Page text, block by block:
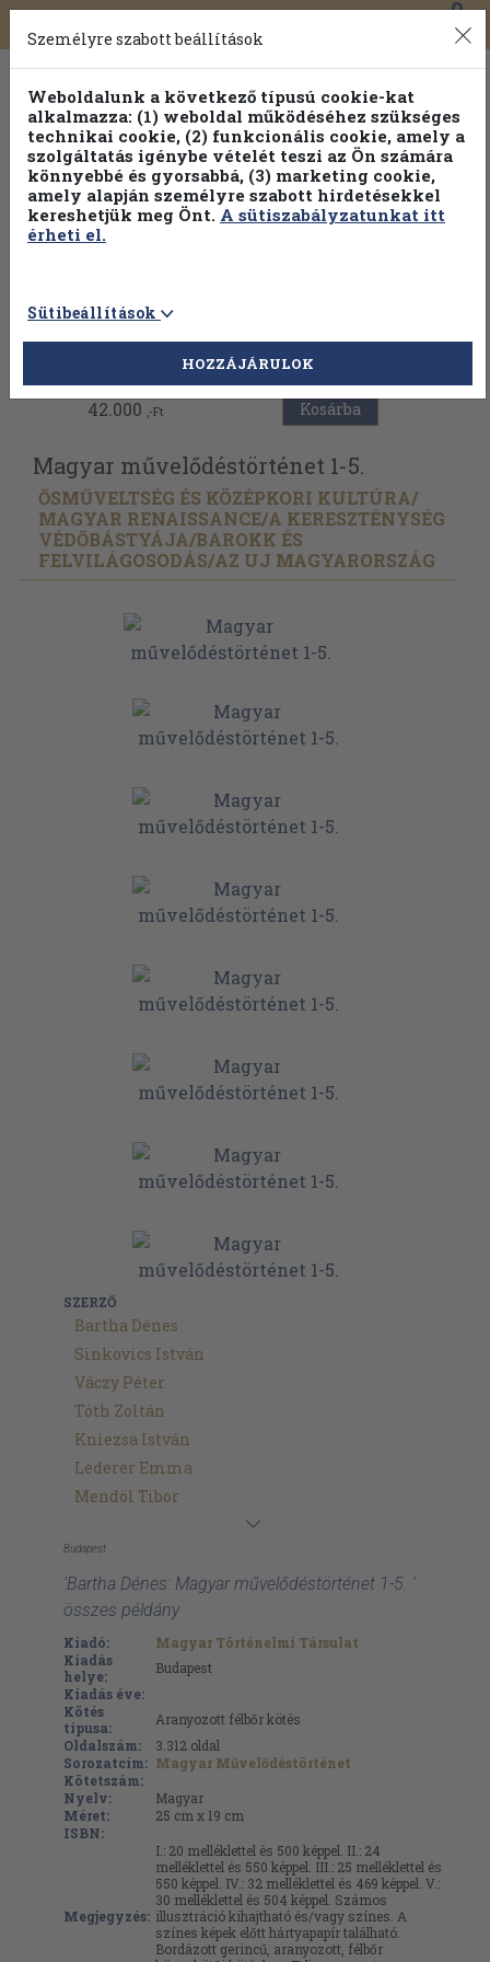
Toggle
navigation
0
Vissza az előző oldalra
42.000 ,-Ft Kosárba
Magyar művelődéstörténet 1-5.
ŐSMŰVELTSÉG ÉS KÖZÉPKORI KULTÚRA/
MAGYAR RENAISSANCE/A KERESZTÉNYSÉG
VÉDŐBÁSTYÁJA/BAROKK ÉS
FELVILÁGOSODÁS/AZ UJ MAGYARORSZÁG
SZERZŐ
Bartha Dénes
Sinkovics István
Váczy Péter
Tóth Zoltán
Kniezsa István
Lederer Emma
Mendöl Tibor
Budapest
'Bartha Dénes: Magyar művelődéstörténet 1-5. '
összes példány
Kiadó:
Magyar Történelmi Társulat
Kiadás
helye:
Budapest
Kiadás éve:
Kötés
típusa:
Aranyozott félbőr kötés
Oldalszám:
3.312 oldal
Sorozatcím: Magyar Művelődéstörténet
Kötetszám:
Nyelv:
Magyar
Méret:
25 cm x 19 cm
ISBN:
Megjegyzés:
I.: 20 melléklettel és 500 képpel. II.: 24
melléklettel és 550 képpel. III.: 25 melléklettel és
550 képpel. IV.: 32 melléklettel és 469 képpel. V.:
30 melléklettel és 504 képpel. Számos
illusztráció kihajtható és/vagy színes. A
színes képek előtt hártyapapír található.
Bordázott gerincű, aranyozott, félbőr
Személyre szabott beállítások
Weboldalunk a következő típusú cookie-kat
alkalmazza: (1) weboldal működéséhez szükséges
technikai cookie, (2) funkcionális cookie, amely a
szolgáltatás igénybe vételét teszi az Ön számára
könnyebbé és gyorsabbá, (3) marketing cookie,
amely alapján személyre szabott hirdetésekkel
kereshetjük meg Önt. A sütiszabályzatunkat itt
érheti el.
Sütibeállítások
HOZZÁJÁRULOK